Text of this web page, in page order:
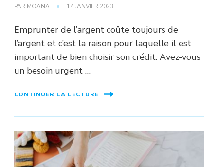
PAR MOANA 14 JANVIER 2023
Emprunter de l’argent coûte toujours de
l’argent et c’est la raison pour laquelle il est
important de bien choisir son crédit. Avez-vous
un besoin urgent …
CONTINUER LA LECTURE